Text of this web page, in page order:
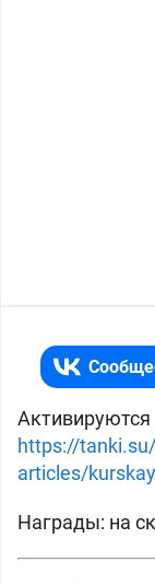
Активируются
https://
articles/
Награды: на